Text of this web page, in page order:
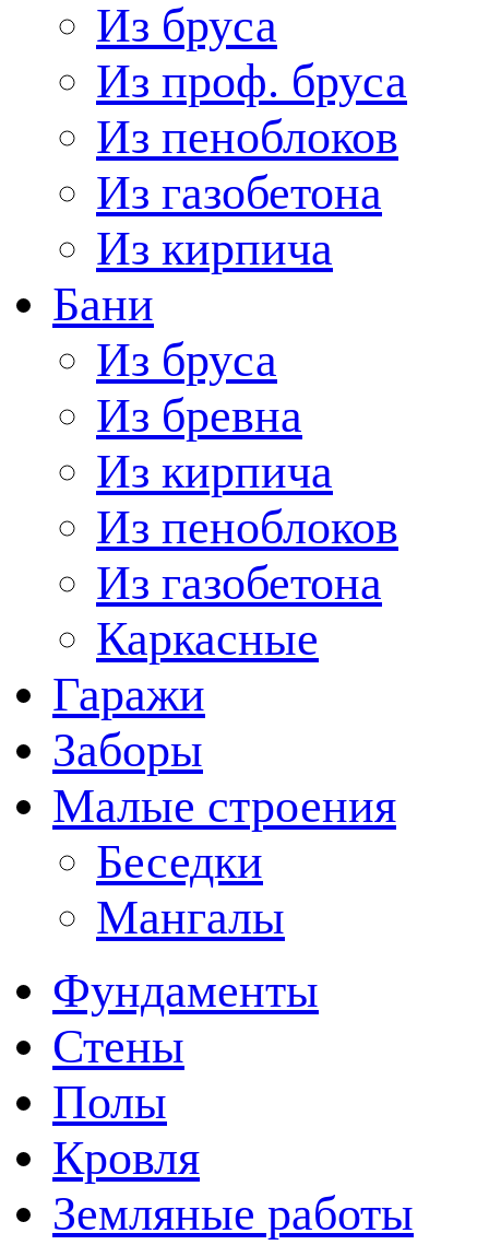
Из бруса
Из проф. бруса
Из пеноблоков
Из газобетона
Из кирпича
Бани
Из бруса
Из бревна
Из кирпича
Из пеноблоков
Из газобетона
Каркасные
Гаражи
Заборы
Малые строения
Беседки
Мангалы
Фундаменты
Стены
Полы
Кровля
Земляные работы